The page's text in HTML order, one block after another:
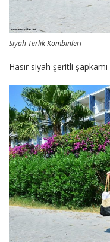
Siyah Terlik Kombinleri
Hasır siyah şeritli